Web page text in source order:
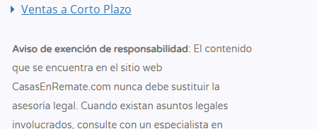
Ventas a Corto Plazo